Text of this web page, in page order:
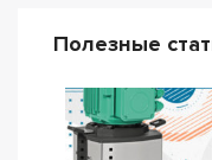
Полезные